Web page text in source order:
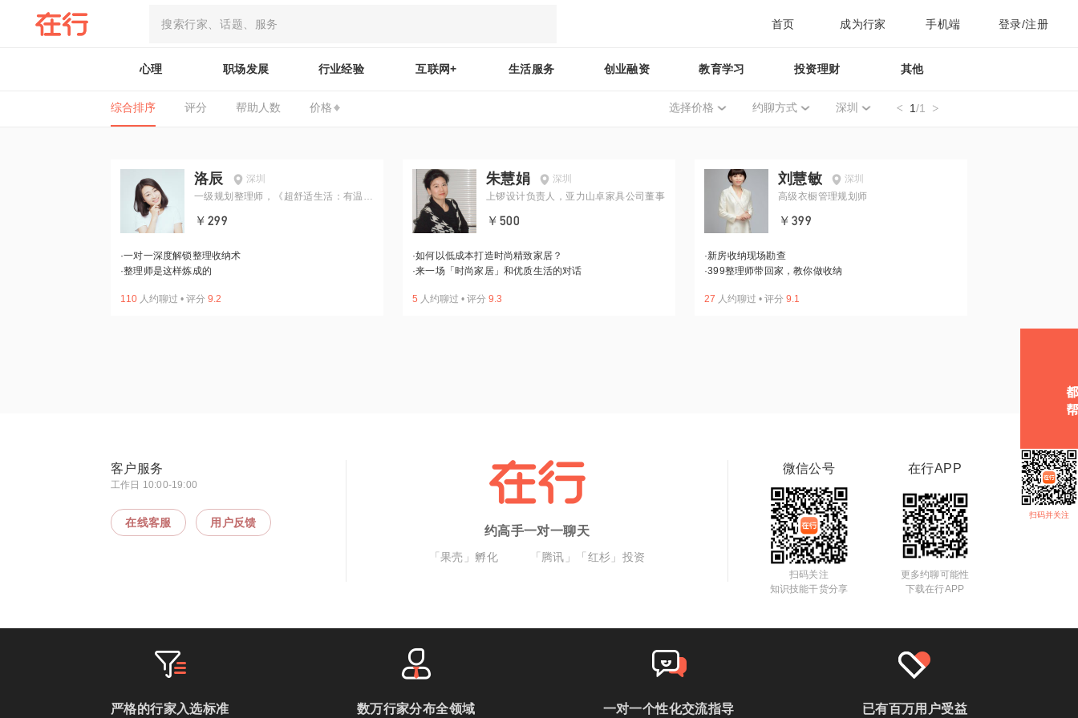
首页 成为行家 手机端 登录/注册
心理 职场发展 行业经验 互联网+ 生活服务 创业融资 教育学习 投资理财 其他
综合排序 评分 帮助人数 价格 选择价格 约聊方式 深圳 1/1
洛辰
深圳
一级规划整理师，《超舒适生活：有温度
￥299
·一对一深度解锁整理收纳术
·整理师是这样炼成的
110 人约聊过 • 评分 9.2
朱慧娟
深圳
上锣设计负责人，亚力山卓家具公司董事
￥500
·如何以低成本打造时尚精致家居？
·来一场「时尚家居」和优质生活的对话
5 人约聊过 • 评分 9.3
刘慧敏
深圳
高级衣橱管理规划师
￥399
·新房收纳现场勘查
·399整理师带回家，教你做收纳
27 人约聊过 • 评分 9.1
扫码并关注
客户服务
工作日 10:00-19:00
在线客服 用户反馈
约高手一对一聊天
「果壳」孵化 「腾讯」「红杉」投资
微信公号
扫码关注
知识技能干货分享
在行APP
更多约聊可能性
下载在行APP
严格的行家入选标准 数万行家分布全领域 一对一个性化交流指导 已有百万用户受益